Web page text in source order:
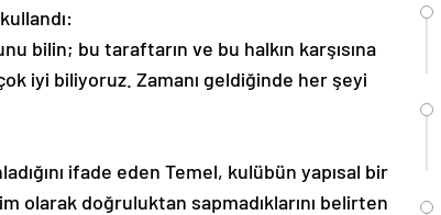
bilin; bu taraftarın ve bu halkın karşısına
iyi biliyoruz. Zamanı geldiğinde her şeyi
ifade eden Temel, kulübün yapısal bir
olarak doğruluktan sapmadıklarını belirten